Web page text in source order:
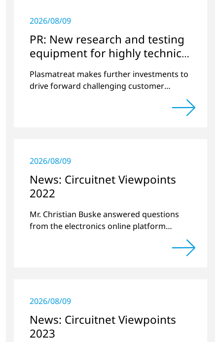
2026/08/09
PR: New research and testing
equipment for highly technical
surface treatment
Plasmatreat makes further investments to
drive forward challenging customer
2026/08/09
News: Circuitnet Viewpoints
2022
Mr. Christian Buske answered questions
from the electronics online platform
Circuitnet regarding a review of 2021 and a
2026/08/09
News: Circuitnet Viewpoints
2023